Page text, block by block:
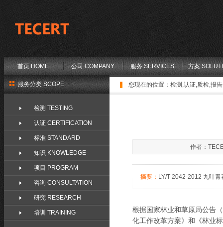
首页 HOME 公司 COMPANY 服务 SERVICES 方案
您现在的位置： 检测,认证,质检,报
作者：
摘要： LY/T 2042-2012 九叶
根据国家林业和草原局公告
化工作改革方案》和《林业
服务分类 SCOPE
检测 TESTING
认证 CERTIFICATION
标准 STANDARD
知识 KNOWLEDGE
项目 PROGRAM
咨询 CONSULTATION
研究 RESEARCH
培训 TRAINING